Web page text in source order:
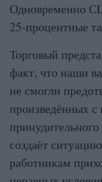
Одновременно
25-процентные
Торговый
факт, что наши
не смогли
произведённых с
создаёт
работникам